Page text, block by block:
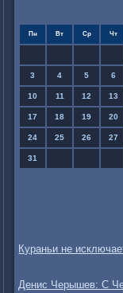
Пн Вт Ср Чт
3 4 5 6
10 11 12 13
17 18 19 20
24 25 26 27
31
Кураньи не
Денис Черышев: С